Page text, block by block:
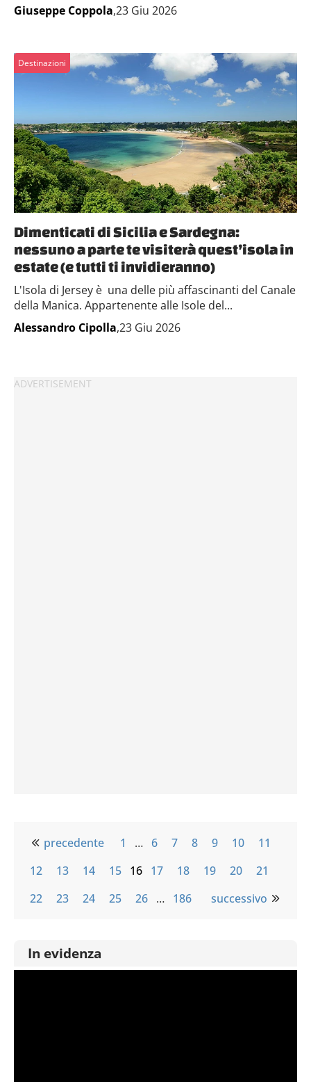
Giuseppe Coppola,23 Giu 2026
Destinazioni
Dimenticati di Sicilia e Sardegna:
nessuno a parte te visiterà quest’isola in
estate (e tutti ti invidieranno)
L'Isola di Jersey è una delle più affascinanti del Canale
della Manica. Appartenente alle Isole del...
Alessandro Cipolla,23 Giu 2026
precedente 1 … 6 7 8 9 10
11
12
13 14 15 16 17 18 19 20
21
22
23 24 25 26 … 186 successivo
In evidenza